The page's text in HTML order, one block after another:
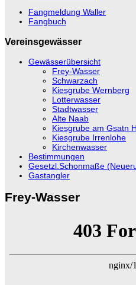
Fangmeldung Waller
Fangbuch
Vereinsgewässer
Gewässerübersicht
Frey-Wasser
Schwarzach
Kiesgrube Wernberg
Lotterwasser
Stadtwasser
Alte Naab
Kiesgrube am Gsatn
Kiesgrube Irrenlohe
Kirchenwasser
Bestimmungen
Gesetzl.Schonmaße
Gastangler
Frey-Wasser